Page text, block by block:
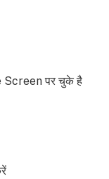
पर चुके है